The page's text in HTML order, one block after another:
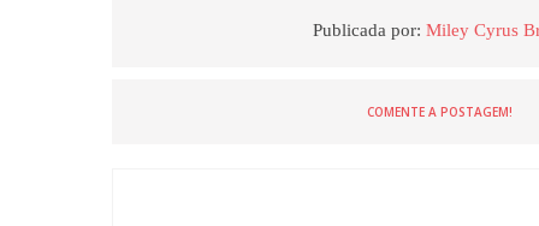
Publicada por:Miley Cyrus
COMENTE A POSTAGEM!